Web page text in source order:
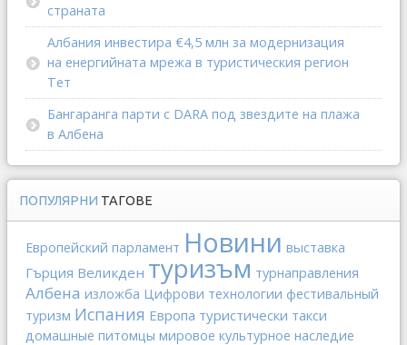
страната
Албания инвестира €4,5 млн за модернизация
на енергийната мрежа в туристическия регион
Тет
Бангаранга парти с DARA под звездите на плажа
в Албена
ПОПУЛЯРНИ ТАГОВЕ
Европейский парламент Новини выставка
Гърция Великден туризъм турнаправления
Албена изложба Цифрови технологии фестивальный
туризм Испания Европа туристически такси
домашные питомцы мировое культурное наследие